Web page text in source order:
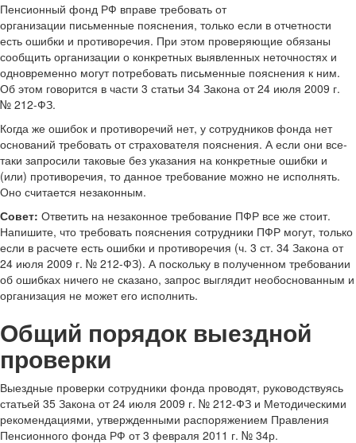
Пенсионный фонд РФ вправе требовать от
организации письменные пояснения, только если в отчетности
есть ошибки и противоречия. При этом проверяющие обязаны
сообщить организации о конкретных выявленных неточностях и
одновременно могут потребовать письменные пояснения к ним.
Об этом говорится в части 3 статьи 34 Закона от 24 июля 2009 г.
№ 212-ФЗ.
Когда же ошибок и противоречий нет, у сотрудников фонда нет
оснований требовать от страхователя пояснения. А если они все-
таки запросили таковые без указания на конкретные ошибки и
(или) противоречия, то данное требование можно не исполнять.
Оно считается незаконным.
Совет: Ответить на незаконное требование ПФР все же стоит.
Напишите, что требовать пояснения сотрудники ПФР могут, только
если в расчете есть ошибки и противоречия (ч. 3 ст. 34 Закона от
24 июля 2009 г. № 212-ФЗ). А поскольку в полученном требовании
об ошибках ничего не сказано, запрос выглядит необоснованным и
организация не может его исполнить.
Общий порядок выездной
проверки
Выездные проверки сотрудники фонда проводят, руководствуясь
статьей 35 Закона от 24 июля 2009 г. № 212-ФЗ и Методическими
рекомендациями, утвержденными распоряжением Правления
Пенсионного фонда РФ от 3 февраля 2011 г. № 34р.